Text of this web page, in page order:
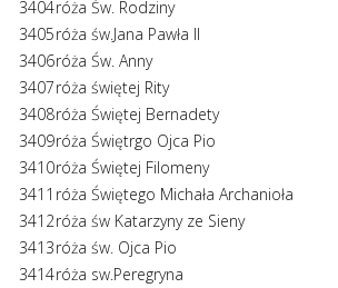
3404róża Św. Rodziny
3405róża św.Jana Pawła II
3406róża Św. Anny
3407róża świętej Rity
3408róża Świętej Bernadety
3409róża Świętrgo Ojca Pio
3410róża Świętej Filomeny
3411 róża Świętego Michała Archanioła
3412róża św Katarzyny ze Sieny
3413róża św. Ojca Pio
3414róża sw.Peregryna